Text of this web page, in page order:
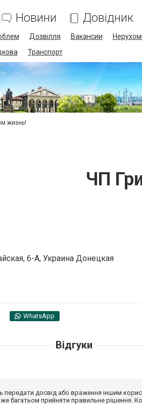
Новини Довідник
Дозвілля Вакансии
Транспорт
жизнь!
ЧП
6-А, Украина Донецкая
WhatsApp
Відгуки
передати досвід або враження іншим
багатьом прийняти правильне рішення.